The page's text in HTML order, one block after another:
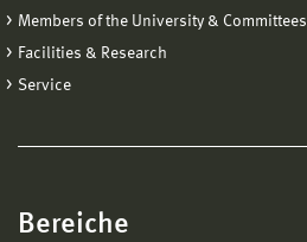
Members of the University & Committees
Facilities & Research
Service
Bereiche